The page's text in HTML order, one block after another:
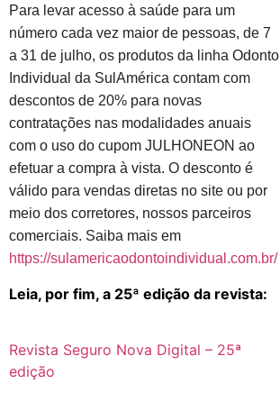
Para levar acesso à saúde para um
número cada vez maior de pessoas, de 7
a 31 de julho, os produtos da linha Odonto
Individual da SulAmérica contam com
descontos de 20% para novas
contratações nas modalidades anuais
com o uso do cupom JULHONEON ao
efetuar a compra à vista. O desconto é
válido para vendas diretas no site ou por
meio dos corretores, nossos parceiros
comerciais. Saiba mais em
https://sulamericaodontoindividual.com.br/
Leia, por fim, a 25ª edição da revista:
Revista Seguro Nova Digital – 25ª
edição